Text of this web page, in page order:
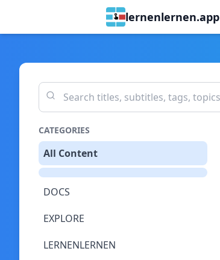
lernenlernen.app
CATEGORIES
All Content
DOCS
EXPLORE
LERNENLERNEN